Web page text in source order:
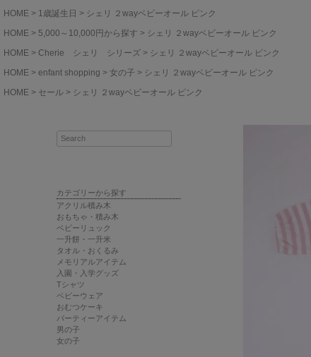
HOME
1歳誕生日
シェリ ２wayベビーオール ピンク
HOME
5,000～10,000円から探す
シェリ ２wayベビーオール ピンク
HOME
Cherie シェリ シリーズ
シェリ ２wayベビーオール ピンク
HOME
enfant shopping 女の子
シェリ ２wayベビーオール ピンク
HOME
セール シェリ ２wayベビーオール ピンク
カテゴリーから探す
アクリル積み木
おもちゃ・積み木
ベビーリュック
一升餅・一升米
タオル・おくるみ
メモリアルアイテム
入園・入学グッズ
Tシャツ
ベビーウェア
おむつケーキ
パーティーアイテム
男の子
女の子